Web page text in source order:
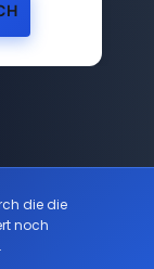
die die
noch